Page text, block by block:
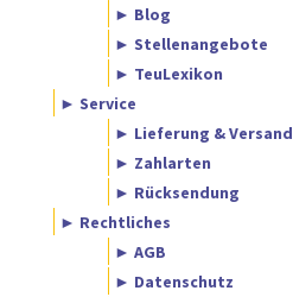
► Blog
► Stellenangebote
► TeuLexikon
► Service
► Lieferung & Versand
► Zahlarten
► Rücksendung
► Rechtliches
► AGB
► Datenschutz